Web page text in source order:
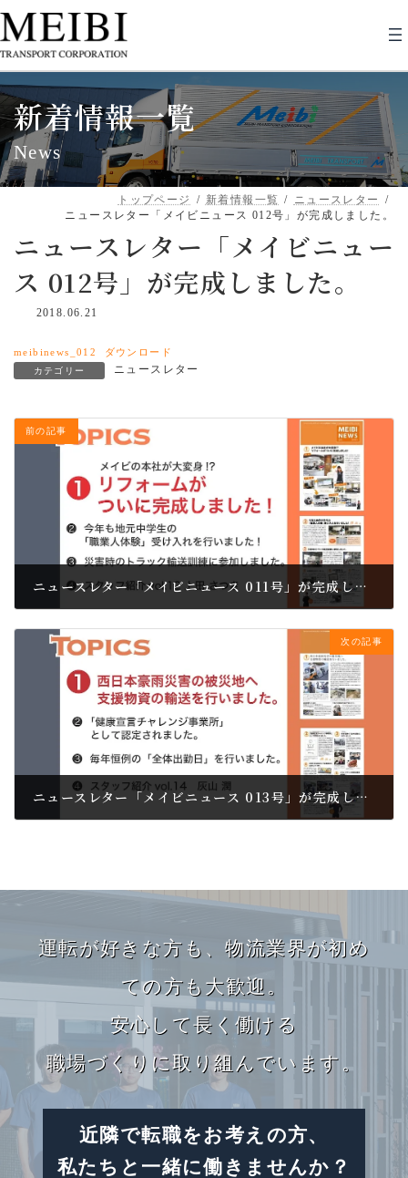
ン
テ
ン
ツ
へ
ス
キ
ッ
プ
ビ
ゲ
ー
シ
ョ
ン
に
移
動
新着情報一覧
News
トップページ 新着情報一覧
ニュースレター
ニュースレター「メイビニュース 012号」が完成しました。
ニュースレター「メイビニュー
ス 012号」が完成しました。
2018.06.21
meibinews_012 ダウンロード
カテゴリー ニュースレター
前の記事
ニュースレター「メイビニュース 011号」が完成しました。
次の記事
ニュースレター「メイビニュース 013号」が完成しました。
運転が好きな方も、物流業界が初め
ての方も大歓迎。
安心して長く働ける
職場づくりに取り組んでいます。
近隣で転職をお考えの方、
私たちと一緒に働きませんか？
カ
リ
ン